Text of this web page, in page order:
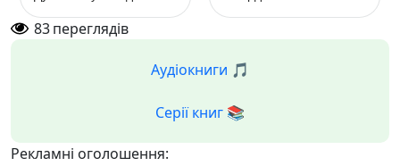
83переглядів
Аудіокниги 🎵
Серії книг 📚
Рекламні оголошення: